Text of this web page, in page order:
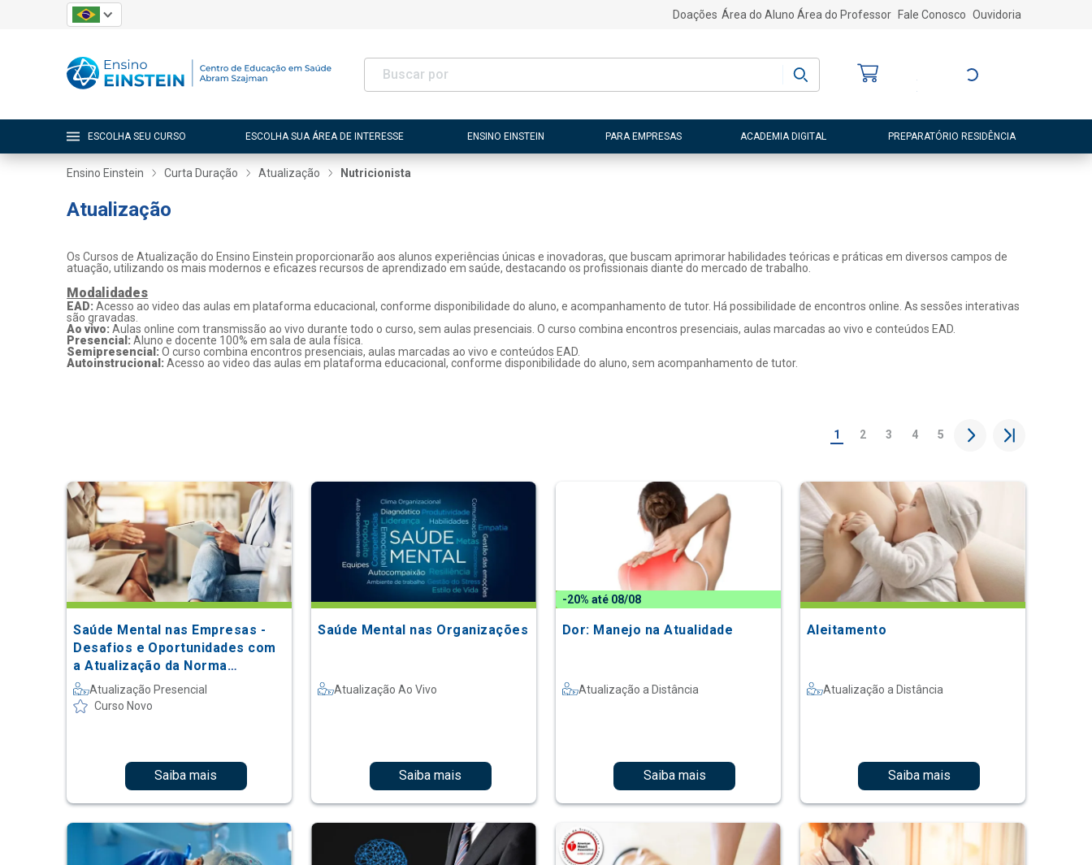
Doações Área do Aluno Área do Professor Fale Conosco Ouvidoria
Entre ou Cadastre-
ESCOLHA SEU CURSO ESCOLHA SUA ÁREA DE INTERESSE ENSINO EINSTEIN PARA EMPRESAS ACADEMIA DIGITAL PREPARATÓRIO RESIDÊNCIA
Ensino Einstein Curta Duração Atualização Nutricionista
Atualização
Os Cursos de Atualização do Ensino Einstein proporcionarão aos alunos experiências únicas e inovadoras, que buscam aprimorar habilidades teóricas e práticas em diversos campos de
atuação, utilizando os mais modernos e eficazes recursos de aprendizado em saúde, destacando os profissionais diante do mercado de trabalho.
Modalidades
EAD:Acesso ao video das aulas em plataforma educacional, conforme disponibilidade do aluno, e acompanhamento de tutor. Há possibilidade de encontros online. As sessões interativas
são gravadas.
Ao vivo: Aulas online com transmissão ao vivo durante todo o curso, sem aulas presenciais. O curso combina encontros presenciais, aulas marcadas ao vivo e conteúdos EAD.
Presencial:Aluno e docente 100% em sala de aula física.
Semipresencial:O curso combina encontros presenciais, aulas marcadas ao vivo e conteúdos EAD.
Autoinstrucional:Acesso ao video das aulas em plataforma educacional, conforme disponibilidade do aluno, sem acompanhamento de tutor.
1 2 3 4 5
Saúde Mental nas Empresas -
Desafios e Oportunidades com
a Atualização da Norma
Regulamentadora 1: da Teoria à
Prática
Atualização Presencial
Curso Novo
Saiba mais
Saúde Mental nas Organizações
Atualização Ao Vivo
Saiba mais
-20% até 08/08
Dor: Manejo na Atualidade
Atualização a Distância
Saiba mais
Aleitamento
Atualização a Distância
Saiba mais